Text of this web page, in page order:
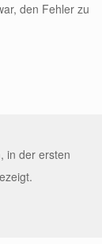
den Fehler zu
in der ersten